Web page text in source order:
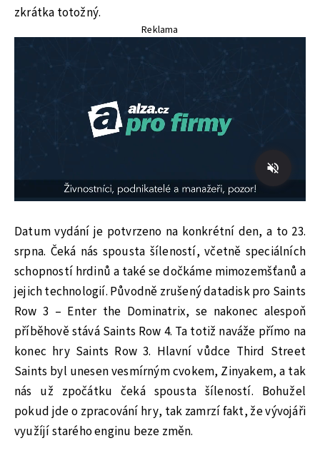
zkrátka totožný.
Reklama
Datum vydání je potvrzeno na konkrétní den, a to 23.
srpna. Čeká nás spousta šíleností, včetně speciálních
schopností hrdinů a také se dočkáme mimozemšťanů a
jejich technologií. Původně zrušený datadisk pro Saints
Row 3 – Enter the Dominatrix, se nakonec alespoň
příběhově stává Saints Row 4. Ta totiž naváže přímo na
konec hry Saints Row 3. Hlavní vůdce Third Street
Saints byl unesen vesmírným cvokem, Zinyakem, a tak
nás už zpočátku čeká spousta šíleností. Bohužel
pokud jde o zpracování hry, tak zamrzí fakt, že vývojáři
využíjí starého enginu beze změn.